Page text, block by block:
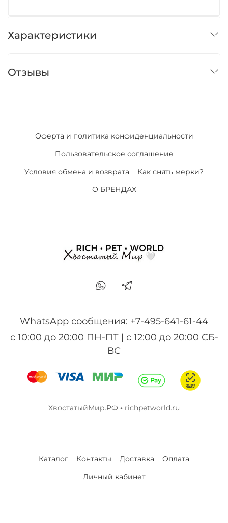
Характеристики
Отзывы
Оферта и политика конфиденциальности
Пользовательское соглашение
Условия обмена и возврата
Как снять мерки?
О БРЕНДАХ
WhatsApp сообщения: +7-495-641-61-44
с 10:00 до 20:00 ПН-ПТ | с 12:00 до 20:00 СБ-
ВС
ХвостатыйМир.РФ • richpetworld.ru
Каталог Контакты Доставка
Оплата
Личный кабинет